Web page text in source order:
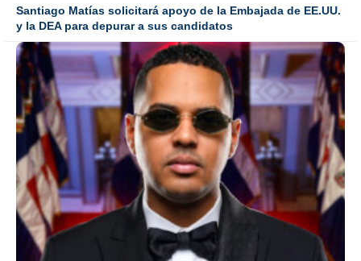
Santiago Matías solicitará apoyo de la Embajada de EE.UU.
y la DEA para depurar a sus candidatos